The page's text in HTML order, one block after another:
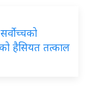
हैसियत तत्काल